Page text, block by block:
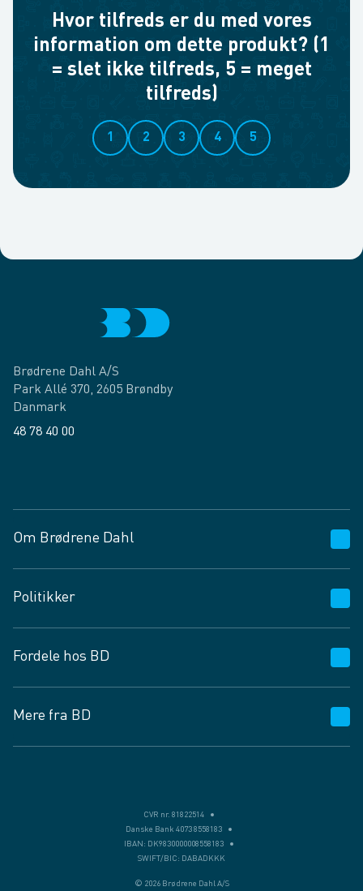
Hvor tilfreds er du med vores
information om dette produkt? (1
= slet ikke tilfreds, 5 = meget
tilfreds)
1 2 3 4 5
Brødrene Dahl A/S
Park Allé 370, 2605 Brøndby
Danmark
48 78 40 00
Om Brødrene Dahl
Vagttelefon 30 10 89 89
Spørgsmål og svar
Job og karriere
Fødevarekontrolrapport
Politikker
Privatlivspolitik
Cookies
Vilkår og betingelser
Fordele hos BD
BD app
BD.dk services
Mere fra BD
CVR nr. 81822514
Danske Bank 4073 8558183
IBAN: DK9830000008558183
SWIFT/BIC: DABADKKK
© 2026 Brødrene Dahl A/S